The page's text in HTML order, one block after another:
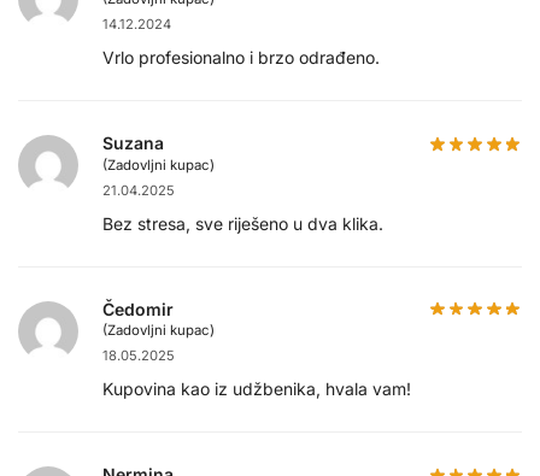
14.12.2024
Vrlo profesionalno i brzo odrađeno.
Suzana
(Zadovljni kupac)
21.04.2025
Bez stresa, sve riješeno u dva klika.
Čedomir
(Zadovljni kupac)
18.05.2025
Kupovina kao iz udžbenika, hvala vam!